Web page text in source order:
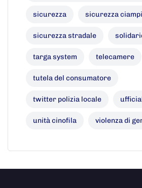
sicurezza sicurezza
sicurezza stradale
targa system telecamere
tutela del consumatore
twitter polizia locale
unità cinofila violenza di